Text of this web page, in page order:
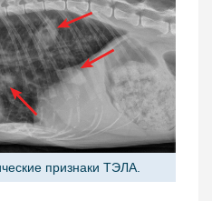
признаки ТЭЛА.